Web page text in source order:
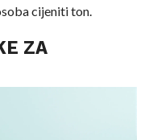
cijeniti ton.
ZA